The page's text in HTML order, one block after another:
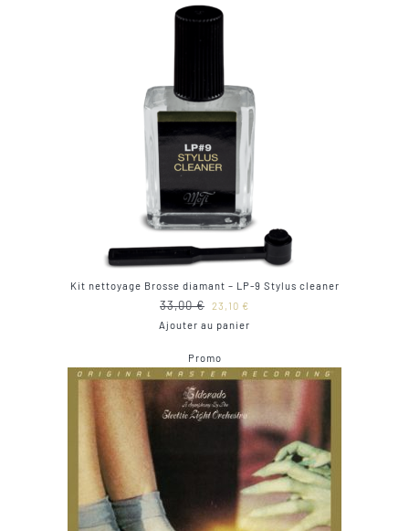
28,00 €.
en
Kit nettoyage Brosse diamant – LP-9 Stylus cleaner
33,00€
Le
prix
était :
33,00 €.
23,10 €
prix
23,10 €.
Ajouter au panier
PromoProduit
en
promotion